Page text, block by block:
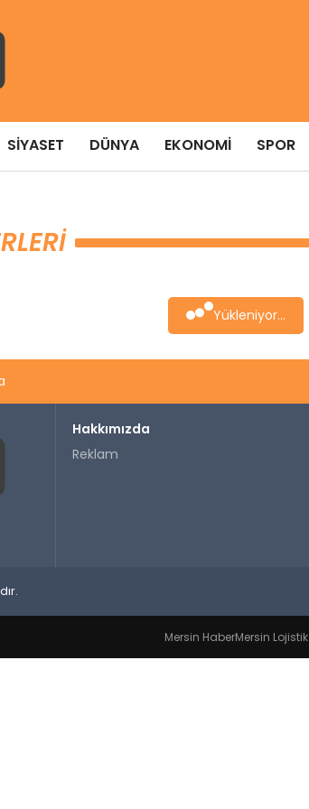
SIYASET DÜNYA EKONOMI SPOR
Yükleniyor...
Hakkımızda
Reklam
Mersin HaberMersin Lojistik